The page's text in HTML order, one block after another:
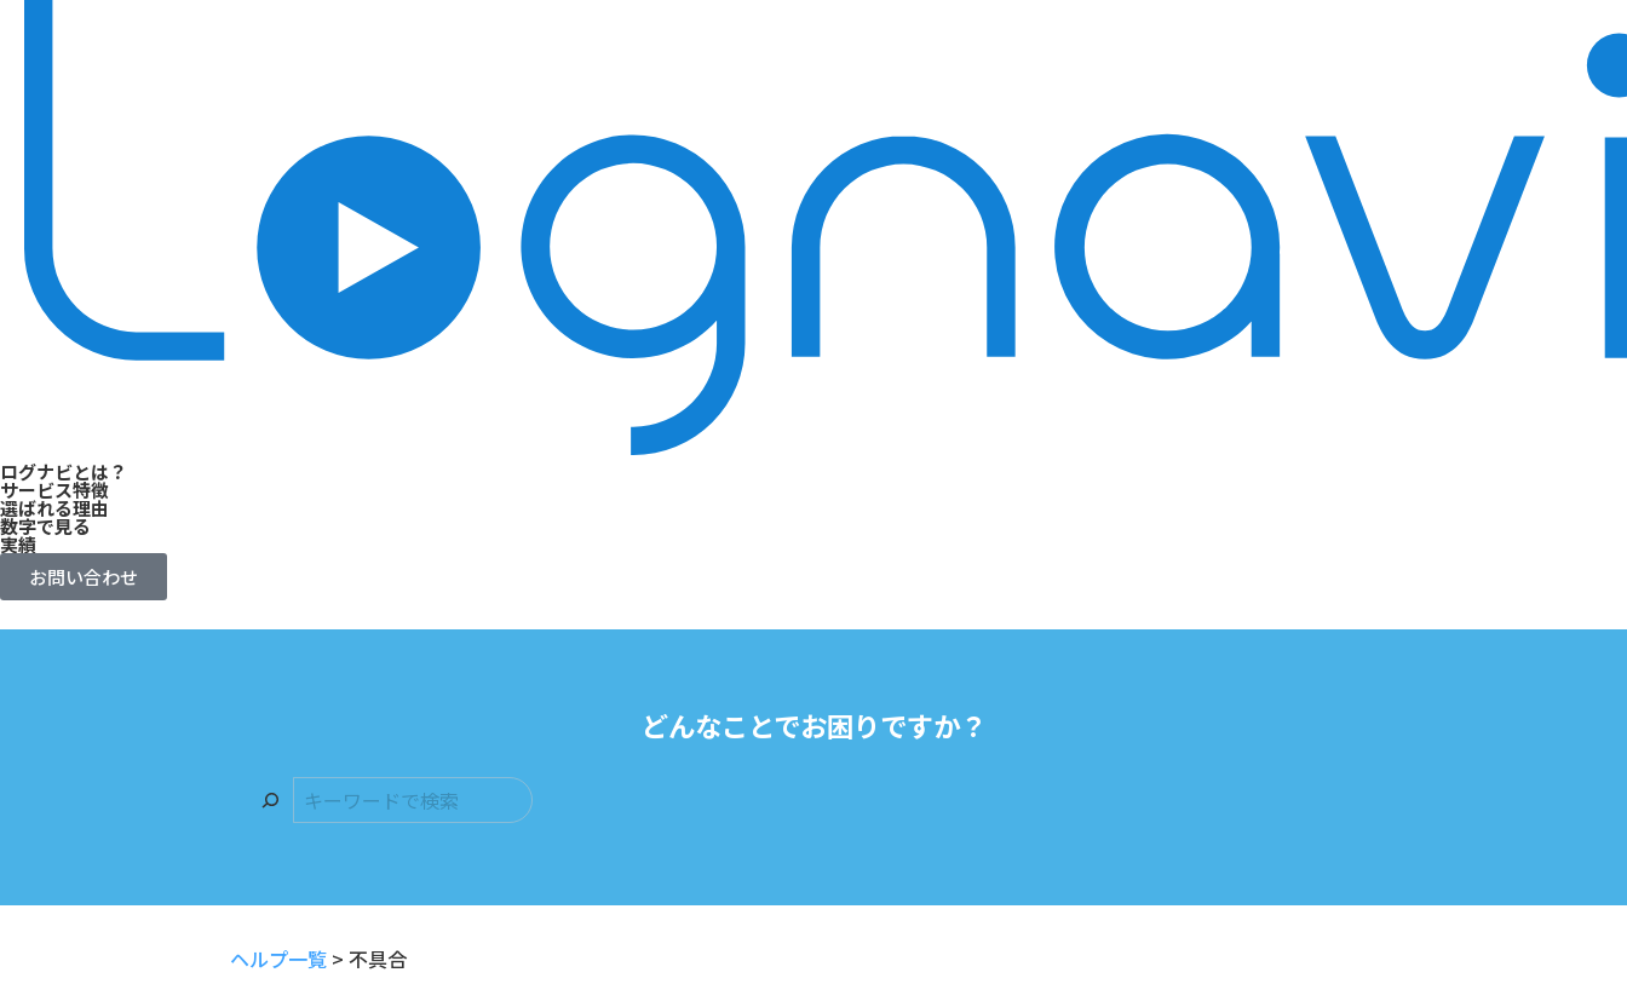
ログナビとは？
サービス特徴
選ばれる理由
数字で見る
実績
お問い合わせ
どんなことでお困りですか？
ヘルプ一覧 > 不具合